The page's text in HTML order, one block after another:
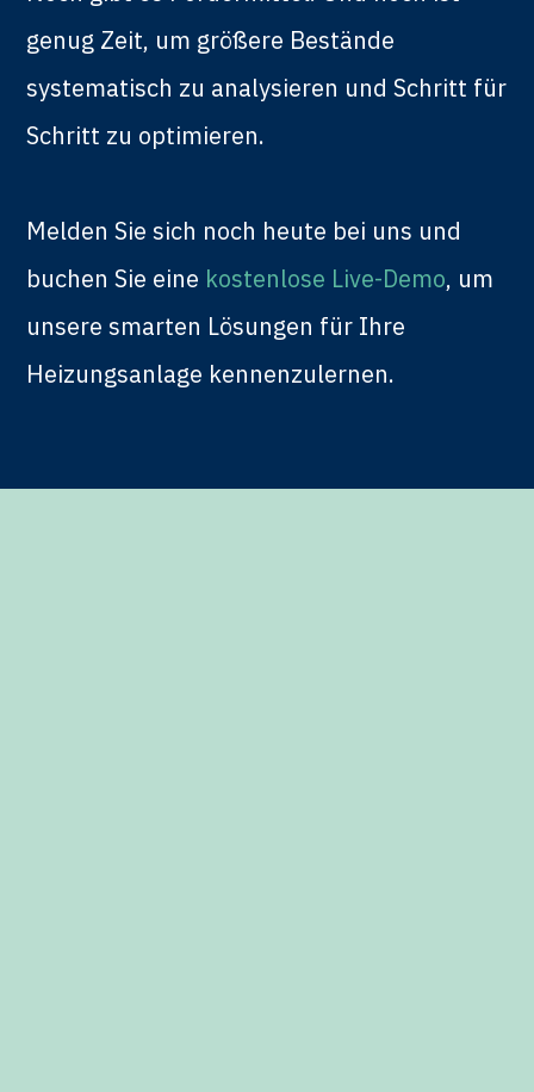
genug Zeit, um größere Bestände
systematisch zu analysieren und Schritt für
Schritt zu optimieren.
Melden Sie sich noch heute bei uns und
buchen Sie eine kostenlose Live-Demo, um
unsere smarten Lösungen für Ihre
Heizungsanlage kennenzulernen.